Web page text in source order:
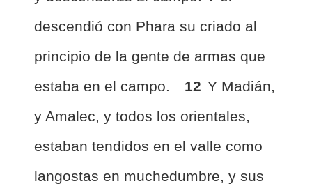
descendió con Phara su criado al
principio de la gente de armas que
estaba en el campo.
12 Y Madián,
y Amalec, y todos los orientales,
estaban tendidos en el valle como
langostas en muchedumbre, y sus